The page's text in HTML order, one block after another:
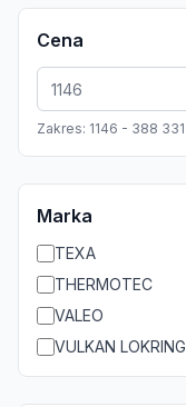
Cena
Zakres: 1146 - 388 331
Marka
TEXA
THERMOTEC
VALEO
VULKAN LOKRING